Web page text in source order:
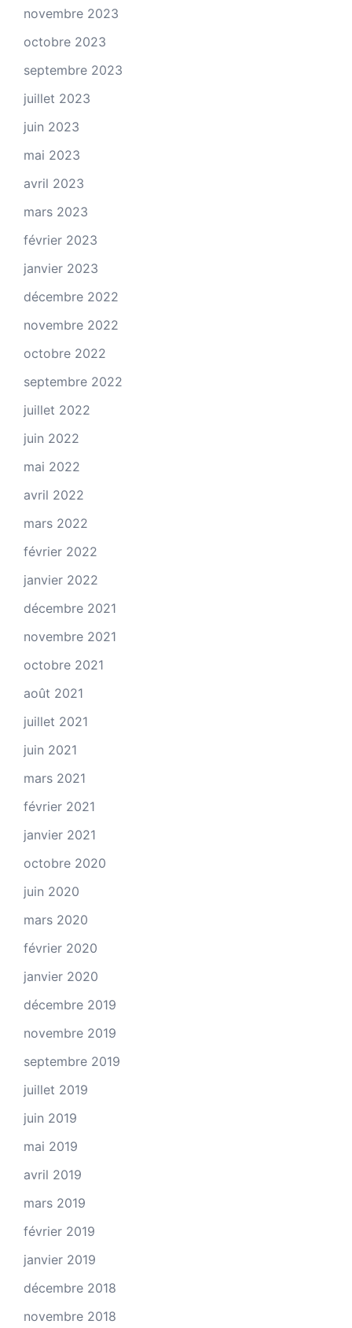
novembre 2023
octobre 2023
septembre 2023
juillet 2023
juin 2023
mai 2023
avril 2023
mars 2023
février 2023
janvier 2023
décembre 2022
novembre 2022
octobre 2022
septembre 2022
juillet 2022
juin 2022
mai 2022
avril 2022
mars 2022
février 2022
janvier 2022
décembre 2021
novembre 2021
octobre 2021
août 2021
juillet 2021
juin 2021
mars 2021
février 2021
janvier 2021
octobre 2020
juin 2020
mars 2020
février 2020
janvier 2020
décembre 2019
novembre 2019
septembre 2019
juillet 2019
juin 2019
mai 2019
avril 2019
mars 2019
février 2019
janvier 2019
décembre 2018
novembre 2018